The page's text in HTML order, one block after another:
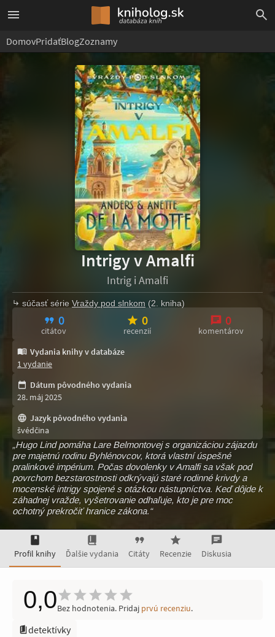
DomovPridaťBlogZoznamy
Intrigy v Amalfi
Intrig i Amalfi
súčasť série Vraždy pod slnkom (2. kniha)
0
citátov
0
recenzií
0
komentárov
Vydania knihy v databáze
1 vydanie
Dátum pôvodného vydania
28. máj 2025
Jazyk pôvodného vydania
švédčina
„Hugo Lind pomáha Lare Belmontovej s organizáciou zájazdu
pre majetnú rodinu Byhlénovcov, ktorá vlastní úspešné
pralinkové impérium. Počas dovolenky v Amalfi sa však pod
povrchom bezstarostnosti odkrývajú staré rodinné krivdy a
mocenské intrigy spojené s otázkou nástupníctva. Keď dôjde k
záhadnej vražde, vyšetrovanie odhaľuje, kto je pre moc
ochotný prekročiť hranice zákona.“
Profil knihy Ďalšie vydania Citáty Recenzie Diskusia
0,0Bez hodnotenia. Pridaj prvú recenziu.
detektívky